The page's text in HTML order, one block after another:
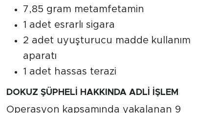
7,85 gram metamfetamin
1 adet esrarlı sigara
2 adet uyuşturucu madde kullanım
aparatı
1 adet hassas terazi
DOKUZ ŞÜPHELİ HAKKINDA ADLİ İŞLEM
Operasyon kapsamında yakalanan 9